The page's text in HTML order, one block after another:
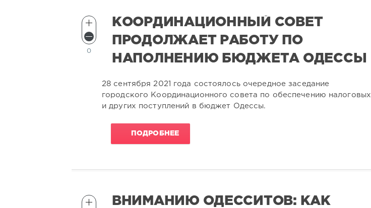
КООРДИНАЦИОННЫЙ СОВЕТ
ПРОДОЛЖАЕТ РАБОТУ ПО
НАПОЛНЕНИЮ БЮДЖЕТА ОДЕССЫ
0
28 сентября 2021 года состоялось очередное заседание
городского Координационного совета по обеспечению налоговых
и других поступлений в бюджет Одессы.
ПОДРОБНЕЕ
ВНИМАНИЮ ОДЕССИТОВ: КАК